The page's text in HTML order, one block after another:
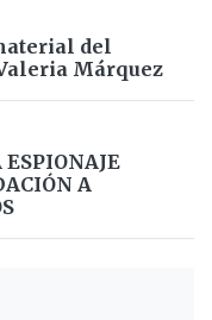
del
Márquez
A